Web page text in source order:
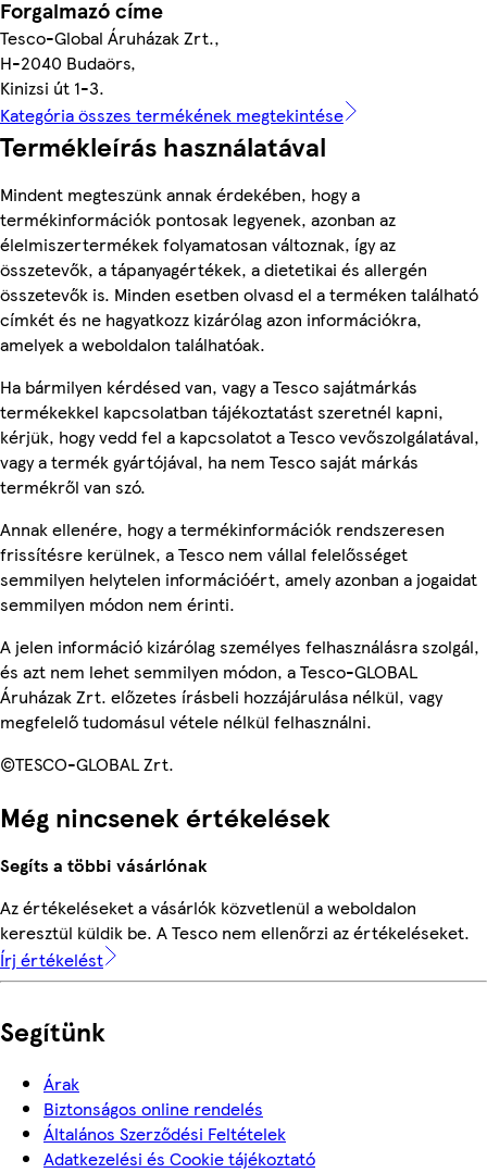
Forgalmazó címe
Tesco-Global Áruházak Zrt.,
H-2040 Budaörs,
Kinizsi út 1-3.
Kategória összes termékének megtekintése
Termékleírás használatával
Mindent megteszünk annak érdekében, hogy a
termékinformációk pontosak legyenek, azonban az
élelmiszertermékek folyamatosan változnak, így az
összetevők, a tápanyagértékek, a dietetikai és allergén
összetevők is. Minden esetben olvasd el a terméken található
címkét és ne hagyatkozz kizárólag azon információkra,
amelyek a weboldalon találhatóak.
Ha bármilyen kérdésed van, vagy a Tesco sajátmárkás
termékekkel kapcsolatban tájékoztatást szeretnél kapni,
kérjük, hogy vedd fel a kapcsolatot a Tesco vevőszolgálatával,
vagy a termék gyártójával, ha nem Tesco saját márkás
termékről van szó.
Annak ellenére, hogy a termékinformációk rendszeresen
frissítésre kerülnek, a Tesco nem vállal felelősséget
semmilyen helytelen információért, amely azonban a jogaidat
semmilyen módon nem érinti.
A jelen információ kizárólag személyes felhasználásra szolgál,
és azt nem lehet semmilyen módon, a Tesco-GLOBAL
Áruházak Zrt. előzetes írásbeli hozzájárulása nélkül, vagy
megfelelő tudomásul vétele nélkül felhasználni.
©TESCO-GLOBAL Zrt.
Még nincsenek értékelések
Segíts a többi vásárlónak
Az értékeléseket a vásárlók közvetlenül a weboldalon
keresztül küldik be. A Tesco nem ellenőrzi az értékeléseket.
Írj értékelést
Segítünk
Árak
Biztonságos online rendelés
Általános Szerződési Feltételek
Adatkezelési és Cookie tájékoztató